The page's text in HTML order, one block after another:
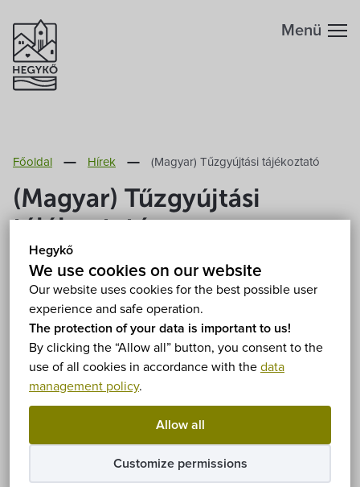
Hegykő
We use cookies on our website
Our website uses cookies for the best possible user
experience and safe operation.
The protection of your data is important to us!
By clicking the “Allow all” button, you consent to the
use of all cookies in accordance with the data
management policy.
Allow all
Customize permissions
Menü
Főoldal Hírek (Magyar) Tűzgyújtási tájékoztató
(Magyar) Tűzgyújtási
tájékoztató
2026. April 9.
Sorry, this entry is only available in
Share
E-mail